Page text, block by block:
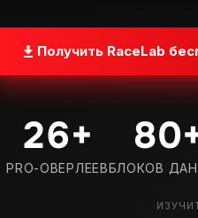
Получить RaceLab
26+
PRO-ОВЕРЛЕЕВ
80
БЛОКОВ